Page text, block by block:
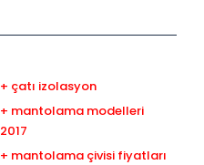
+ çatı izolasyon
+ mantolama modelleri
2017
+ mantolama çivisi fiyatları